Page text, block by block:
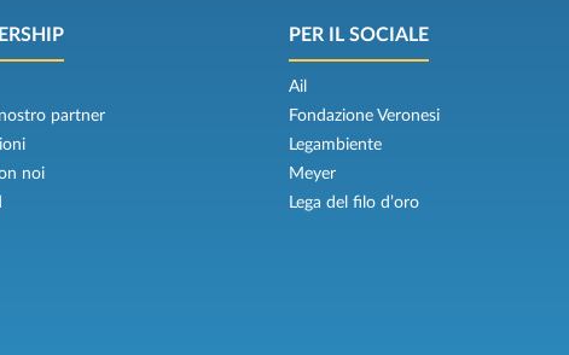
partner
noi
PER IL SOCIALE
Ail
Fondazione Veronesi
Legambiente
Meyer
Lega del filo d’oro